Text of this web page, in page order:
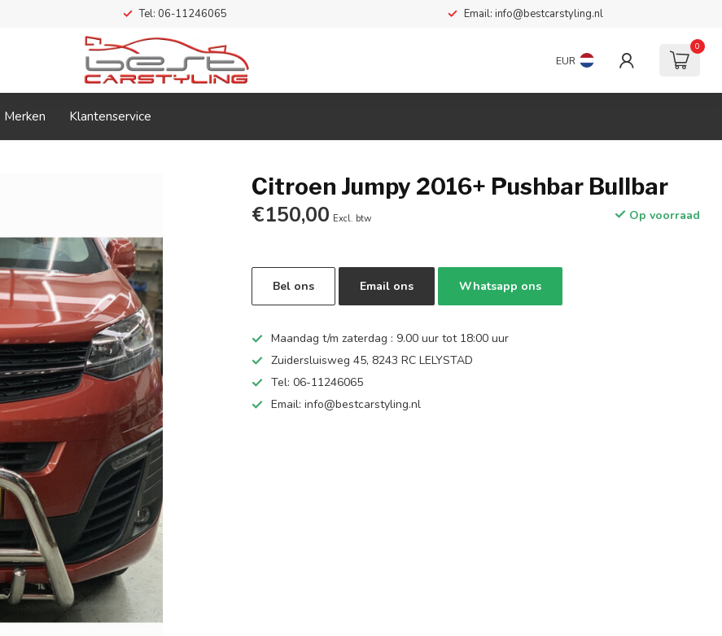
Tel: 06-11246065 Email: info@bestcarstyling.nl
EUR
0
Merken Klantenservice
Citroen Jumpy 2016+ Pushbar Bullbar
€150,00 Excl. btw Op voorraad
Bel ons Email ons Whatsapp ons
Maandag t/m zaterdag : 9.00 uur tot 18:00 uur
Zuidersluisweg 45, 8243 RC LELYSTAD
Tel: 06-11246065
Email:info@bestcarstyling.nl